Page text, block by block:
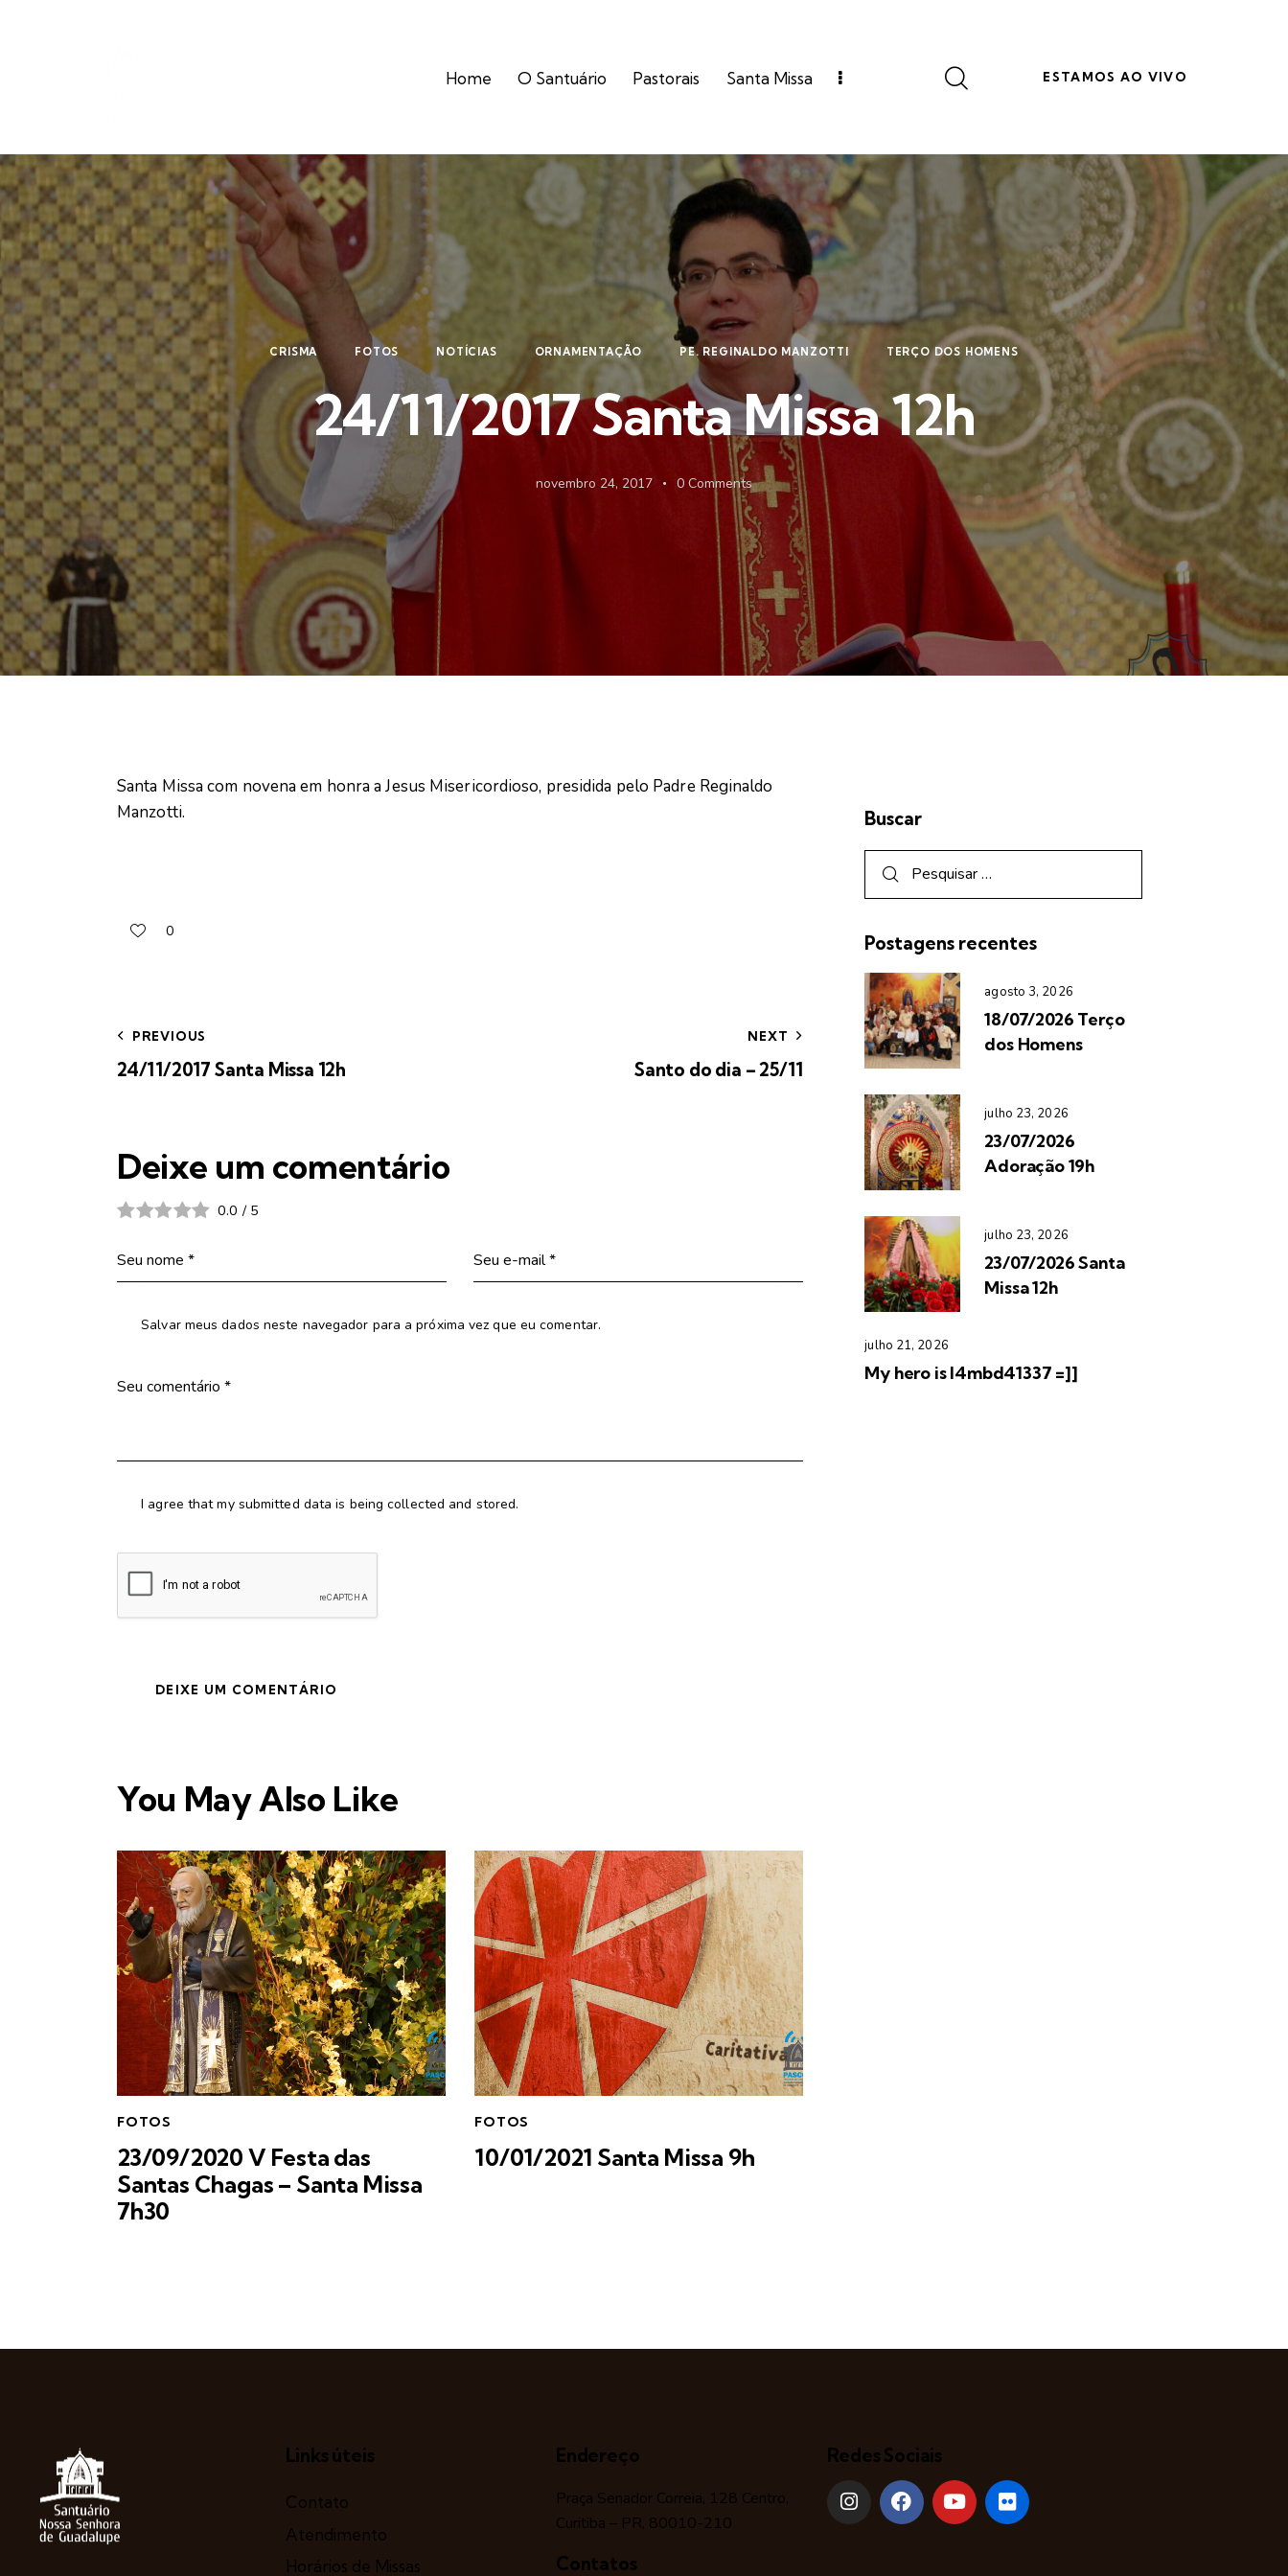
Home O Santuário Pastorais Santa Missa ESTAMOS AO VIVO
CRISMA FOTOS NOTÍCIAS ORNAMENTAÇÃO PE. REGINALDO MANZOTTI TERÇO DOS HOMENS
24/11/2017 Santa Missa 12h
novembro 24, 2017 0 Comments
Santa Missa com novena em honra a Jesus Misericordioso, presidida pelo Padre Reginaldo
Manzotti.
0
PREVIOUS
24/11/2017 Santa Missa 12h
NEXT
Santo do dia – 25/11
Deixe um comentário
0.0 / 5
Salvar meus dados neste navegador para a próxima vez que eu comentar.
I agree that my submitted data is being collected and stored.
You May Also Like
FOTOS
23/09/2020 V Festa das
Santas Chagas – Santa Missa
7h30
FOTOS
10/01/2021 Santa Missa 9h
Buscar
Postagens recentes
agosto 3, 2026
18/07/2026 Terço
dos Homens
julho 23, 2026
23/07/2026
Adoração 19h
julho 23, 2026
23/07/2026 Santa
Missa 12h
julho 21, 2026
My hero is l4mbd41337 =]]
Links úteis
Contato
Atendimento
Horários de Missas
Endereço
Praça Senador Correia, 128 Centro,
Curitiba – PR, 80010-210
Contatos
Redes Sociais